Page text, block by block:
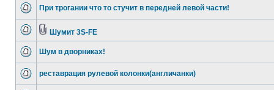
При трогании что то стучит в передней левой части!
Шумит 3S-FE
Шум в дворниках!
реставрация рулевой колонки(англичанки)